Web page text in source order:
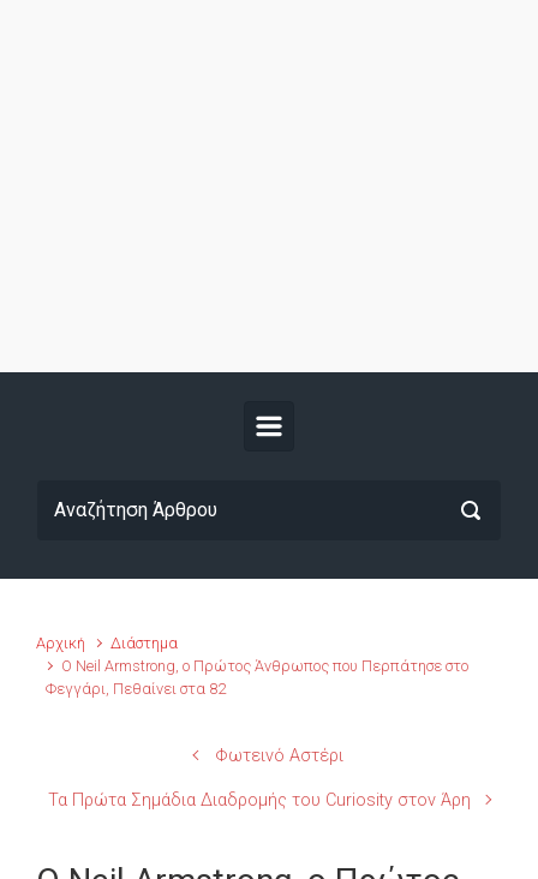
Αρχική
Διάστημα
Ο Neil Armstrong, ο Πρώτος Άνθρωπος που Περπάτησε στο
Φεγγάρι, Πεθαίνει στα 82
Φωτεινό Αστέρι
Τα Πρώτα Σημάδια Διαδρομής του Curiosity στον Άρη